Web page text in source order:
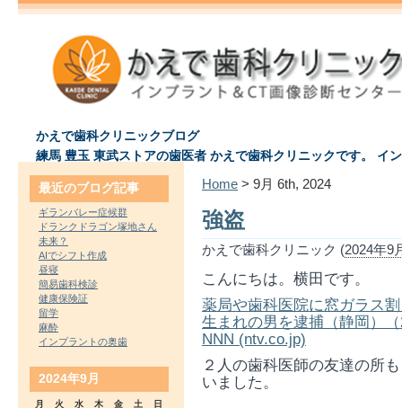
かえで歯科クリニックブログ
練馬 豊玉 東武ストアの歯医者 かえで歯科クリニックです。 イ
Home > 9月 6th, 2024
強盗
かえで歯科クリニック (2024年9
こんにちは。横田です。
薬局や歯科医院に窓ガラス
生まれの男を逮捕（静岡）
NNN (ntv.co.jp)
２人の歯科医師の友達の所
いました。
最近のブログ記事
ギランバレー症候群
ドランクドラゴン塚地さん
未来？
AIでシフト作成
昼寝
簡易歯科検診
健康保険証
留学
麻酔
インプラントの奥歯
2024年9月
月 火 水 木 金 土
日